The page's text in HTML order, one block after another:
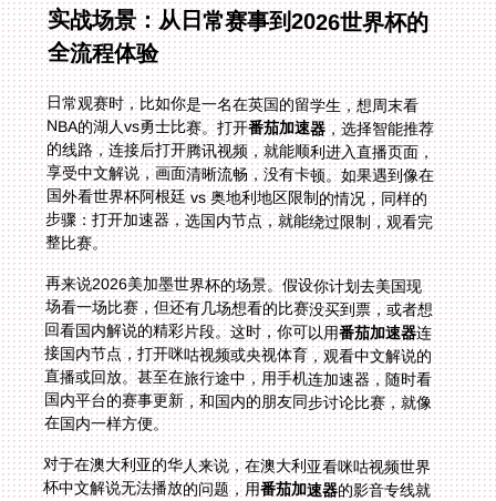
实战场景：从日常赛事到2026世界杯的
全流程体验
日常观赛时，比如你是一名在英国的留学生，想周末看
NBA的湖人vs勇士比赛。打开番茄加速器，选择智能推荐
的线路，连接后打开腾讯视频，就能顺利进入直播页面，
享受中文解说，画面清晰流畅，没有卡顿。如果遇到像在
国外看世界杯阿根廷 vs 奥地利地区限制的情况，同样的
步骤：打开加速器，选国内节点，就能绕过限制，观看完
整比赛。
再来说2026美加墨世界杯的场景。假设你计划去美国现
场看一场比赛，但还有几场想看的比赛没买到票，或者想
回看国内解说的精彩片段。这时，你可以用番茄加速器连
接国内节点，打开咪咕视频或央视体育，观看中文解说的
直播或回放。甚至在旅行途中，用手机连加速器，随时看
国内平台的赛事更新，和国内的朋友同步讨论比赛，就像
在国内一样方便。
对于在澳大利亚的华人来说，在澳大利亚看咪咕视频世界
杯中文解说无法播放的问题，用番茄加速器的影音专线就
能轻松解决。连接专线后，咪咕视频的中文解说会快速加
载，画面和声音完美同步，让你仿佛置身国内的观赛氛围